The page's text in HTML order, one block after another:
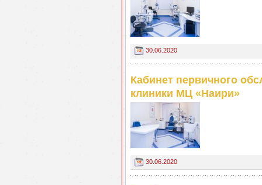
30.06.2020
Кабинет первичного
клиники МЦ «Наири»
30.06.2020